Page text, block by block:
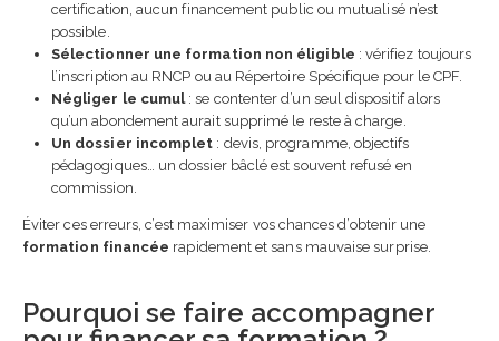
certification, aucun financement public ou mutualisé n’est
possible.
Sélectionner une formation non éligible : vérifiez toujours
l’inscription au RNCP ou au Répertoire Spécifique pour le CPF.
Négliger le cumul: se contenter d’un seul dispositif alors
qu’un abondement aurait supprimé le reste à charge.
Un dossier incomplet : devis, programme, objectifs
pédagogiques… un dossier bâclé est souvent refusé en
commission.
Éviter ces erreurs, c’est maximiser vos chances d’obtenir une
formation financée rapidement et sans mauvaise surprise.
Pourquoi se faire accompagner